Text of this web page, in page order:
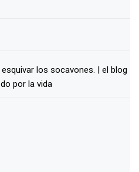
los socavones. | el blog
por la vida